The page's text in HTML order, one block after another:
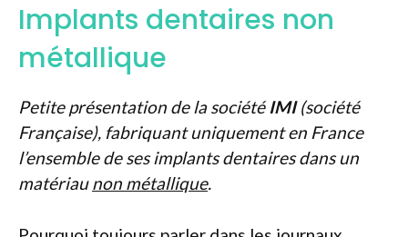
Implants dentaires non
métallique
Petite présentation de la société IMI(société
Française), fabriquant uniquement en France
l’ensemble de ses implants dentaires dans un
matériaunon métallique.